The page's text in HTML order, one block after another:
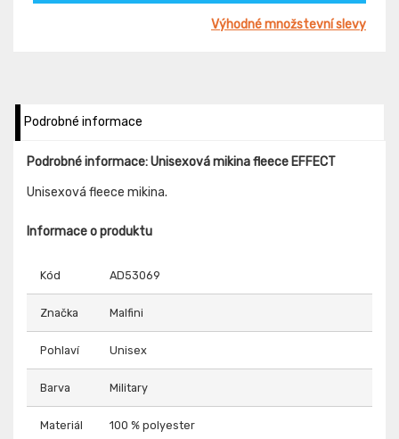
Výhodné množstevní slevy
Podrobné informace
Podrobné informace: Unisexová mikina fleece EFFECT
Unisexová fleece mikina.
Informace o produktu
Kód AD53069
Značka Malfini
Pohlaví Unisex
Barva Military
Materiál 100 % polyester